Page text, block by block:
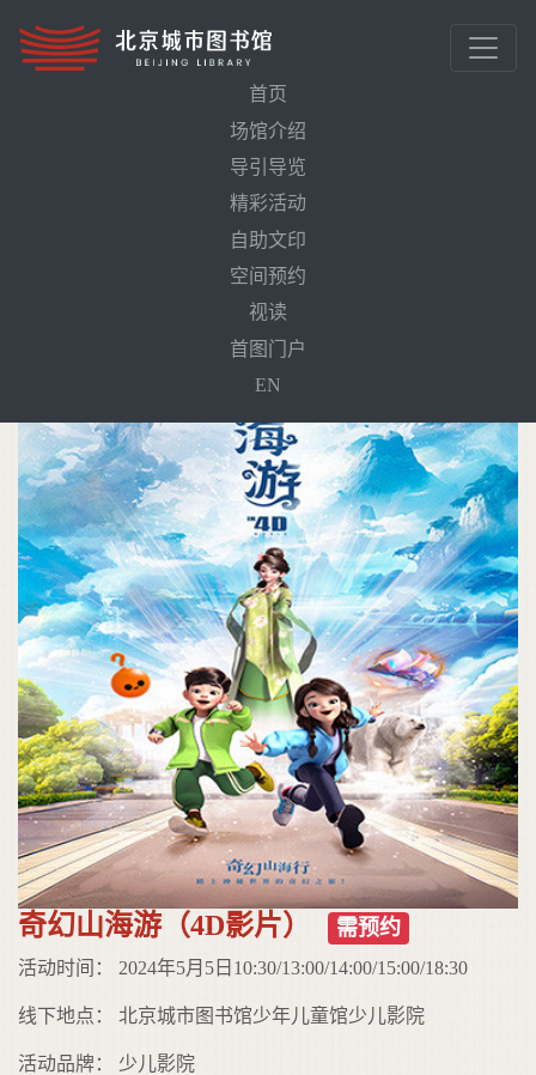
首页
场馆介绍
导引导览
精彩活动
自助文印
空间预约
视读
首图门户
EN
奇幻山海游（4D影片） 需预约
活动时间： 2024年5月5日10:30/13:00/14:00/15:00/18:30
线下地点： 北京城市图书馆少年儿童馆少儿影院
活动品牌： 少儿影院